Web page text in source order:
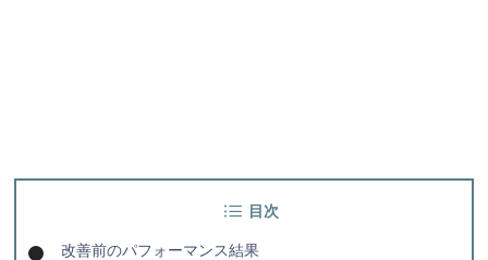
目次
改善前のパフォーマンス結果